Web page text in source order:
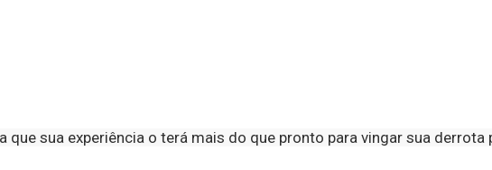
que sua experiência o terá mais do que pronto para vingar sua derrota